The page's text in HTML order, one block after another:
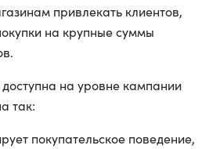
привлекать клиентов,
на крупные суммы
на уровне кампании
так:
покупательское поведение,